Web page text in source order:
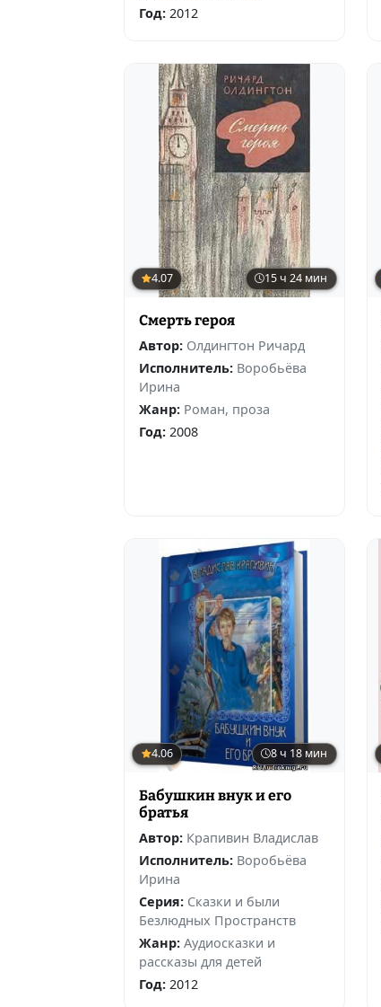
Год: 2012
4.07 15 ч 24 мин
Смерть героя
Автор: Олдингтон Ричард
Исполнитель: Воробьёва
Ирина
Жанр: Роман, проза
Год: 2008
4.06 8 ч 18 мин
Бабушкин внук и его
братья
Автор: Крапивин Владислав
Исполнитель: Воробьёва
Ирина
Серия: Сказки и были
Безлюдных Пространств
Жанр: Аудиосказки и
рассказы для детей
Год: 2012